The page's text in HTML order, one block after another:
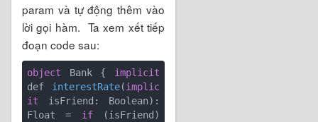
param và tự động thêm vào
lời gọi hàm. Ta xem xết tiếp
đoạn code sau:
object Bank { implicit
def interestRate(implic
it isFriend: Boolean):
Float = if